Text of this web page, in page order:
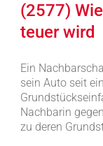
(2577)
teuer wird
Ein
sein Auto seit
Nachbarin
zu deren